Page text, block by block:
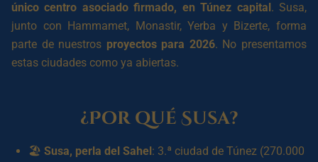
único centro asociado firmado, en Túnez capital. Susa,
junto con Hammamet, Monastir, Yerba y Bizerte, forma
parte de nuestros proyectos para 2026. No presentamos
estas ciudades como ya abiertas.
¿Por qué Susa?
🏖️ Susa, perla del Sahel: 3.ª ciudad de Túnez (270.000